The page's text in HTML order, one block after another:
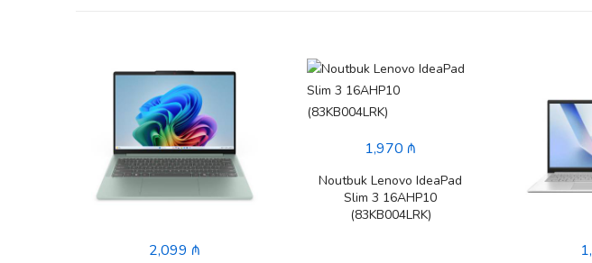
2,099 ₼
1,970 ₼
Noutbuk Lenovo IdeaPad
Slim 3 16AHP10
(83KB004LRK)